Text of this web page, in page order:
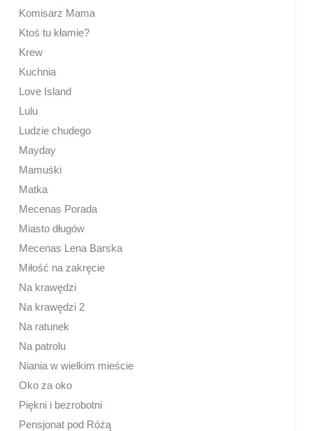
Komisarz Mama
Ktoś tu kłamie?
Krew
Kuchnia
Love Island
Lulu
Ludzie chudego
Mayday
Mamuśki
Matka
Mecenas Porada
Miasto długów
Mecenas Lena Barska
Miłość na zakręcie
Na krawędzi
Na krawędzi 2
Na ratunek
Na patrolu
Niania w wielkim mieście
Oko za oko
Piękni i bezrobotni
Pensjonat pod Różą